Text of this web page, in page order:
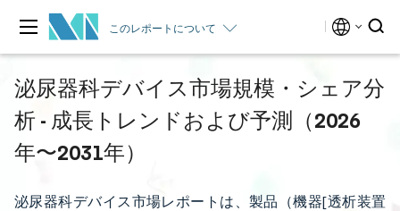
このレポートについて
泌尿器科デバイス市場規模・シェア分
析 - 成長トレンドおよび予測（2026
年〜2031年）
泌尿器科デバイス市場レポートは、製品（機器[透析装置